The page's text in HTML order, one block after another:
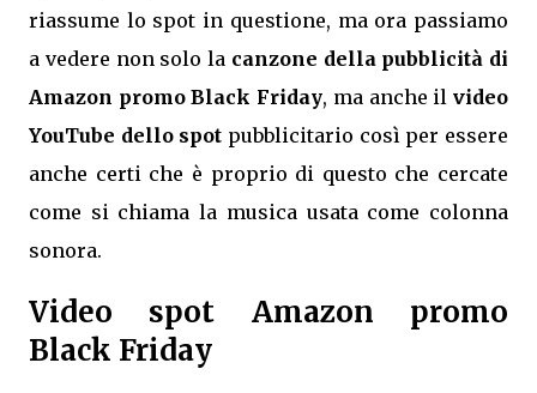
riassume lo spot in questione, ma ora passiamo
a vedere non solo la canzone della pubblicità di
Amazon promo Black Friday, ma anche ilvideo
YouTube dello spot pubblicitario così per essere
anche certi che è proprio di questo che cercate
come si chiama la musica usata come colonna
sonora.
Video spot Amazon promo
Black Friday